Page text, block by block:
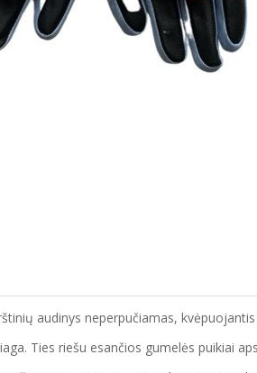
audinys neperpučiamas,
Ties riešu esančios gumelės puikiai